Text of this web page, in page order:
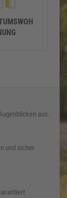
aus.
und sicher